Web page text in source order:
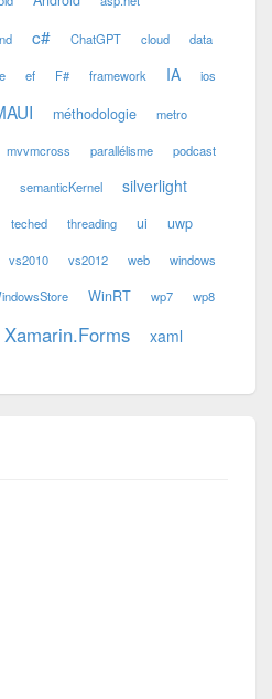
c# ChatGPT cloud data
ef F# framework IA ios
méthodologie metro
mvvmcross parallélisme podcast
semanticKernel silverlight
teched threading ui uwp
vs2010 vs2012 web windows
WinRT wp7 wp8
Xamarin.Forms xaml